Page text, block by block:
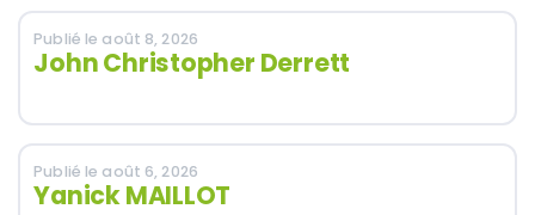
Publié le août 8, 2026
John Christopher Derrett
Publié le août 6, 2026
Yanick MAILLOT